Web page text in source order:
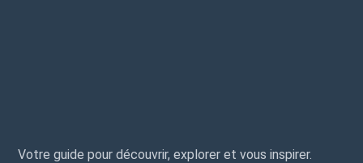
Votre guide pour découvrir, explorer et vous inspirer.